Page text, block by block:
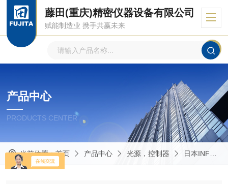
藤田(重庆)精密仪器设备有限公司
赋能制造业 携手共赢未来
产品中心
PRODUCTS CENTER
当前位置：首页 产品中心 光源，控制器 日本INFLIDGE英富丽